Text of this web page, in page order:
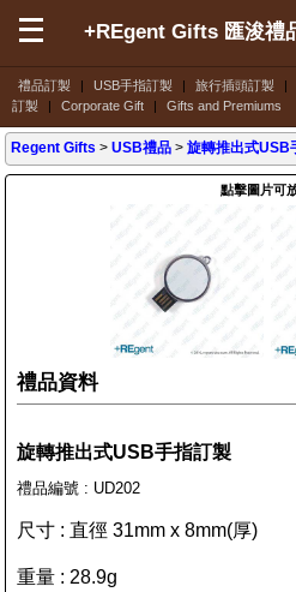
禮品訂製 | USB手指訂製 | 旅行插頭訂製 |
訂製
| Corporate Gift | Gifts and Premiums
+REgent Gifts 匯浚禮
Regent Gifts >USB禮品 >旋轉推出式USB
點擊圖片可
禮品資料
旋轉推出式USB手指訂製
禮品編號 : UD202
尺寸 : 直徑 31mm x 8mm(厚)
重量 : 28.9g